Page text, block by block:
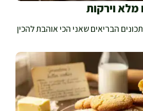
וירקות
הבריאים שאני הכי אוהבת להכין